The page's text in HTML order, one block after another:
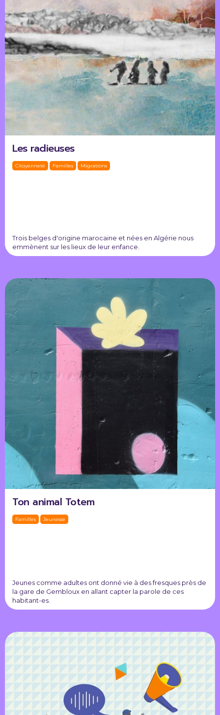
Les radieuses
Citoyenneté Familles Migrations
Trois belges d'origine marocaine et nées en Algérie nous
emmènent sur les lieux de leur enfance.
Ton animal Totem
Familles Jeunesse
Jeunes comme adultes ont donné vie à des fresques près de
la gare de Gembloux en allant capter la parole de ces
habitant-es.